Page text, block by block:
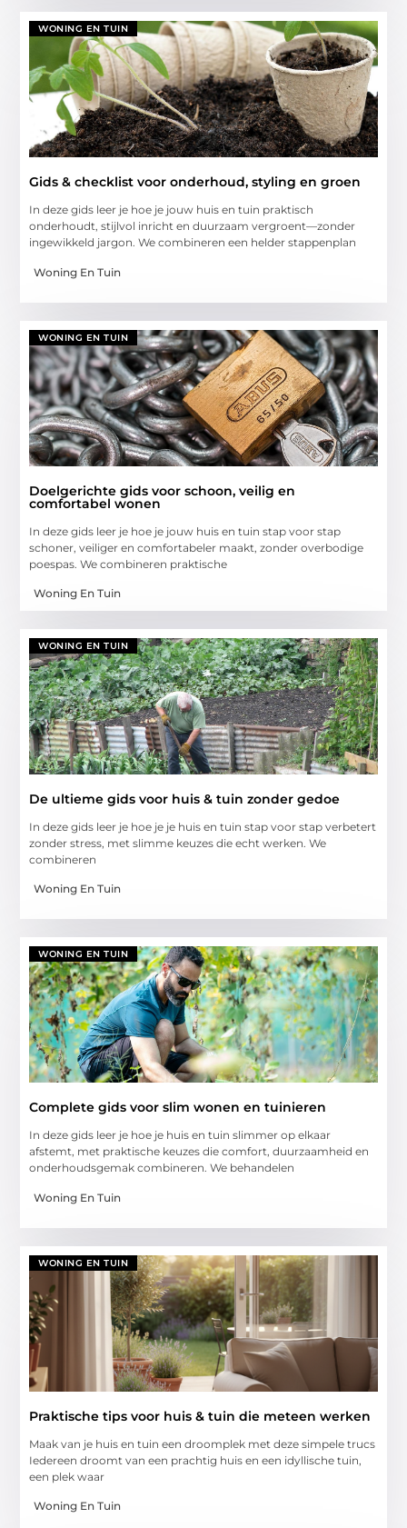
WONING EN TUIN
Gids & checklist voor onderhoud, styling en groen
In deze gids leer je hoe je jouw huis en tuin praktisch
onderhoudt, stijlvol inricht en duurzaam vergroent—zonder
ingewikkeld jargon. We combineren een helder stappenplan
Woning En Tuin
WONING EN TUIN
Doelgerichte gids voor schoon, veilig en
comfortabel wonen
In deze gids leer je hoe je jouw huis en tuin stap voor stap
schoner, veiliger en comfortabeler maakt, zonder overbodige
poespas. We combineren praktische
Woning En Tuin
WONING EN TUIN
De ultieme gids voor huis & tuin zonder gedoe
In deze gids leer je hoe je je huis en tuin stap voor stap verbetert
zonder stress, met slimme keuzes die echt werken. We
combineren
Woning En Tuin
WONING EN TUIN
Complete gids voor slim wonen en tuinieren
In deze gids leer je hoe je huis en tuin slimmer op elkaar
afstemt, met praktische keuzes die comfort, duurzaamheid en
onderhoudsgemak combineren. We behandelen
Woning En Tuin
WONING EN TUIN
Praktische tips voor huis & tuin die meteen werken
Maak van je huis en tuin een droomplek met deze simpele trucs
Iedereen droomt van een prachtig huis en een idyllische tuin,
een plek waar
Woning En Tuin